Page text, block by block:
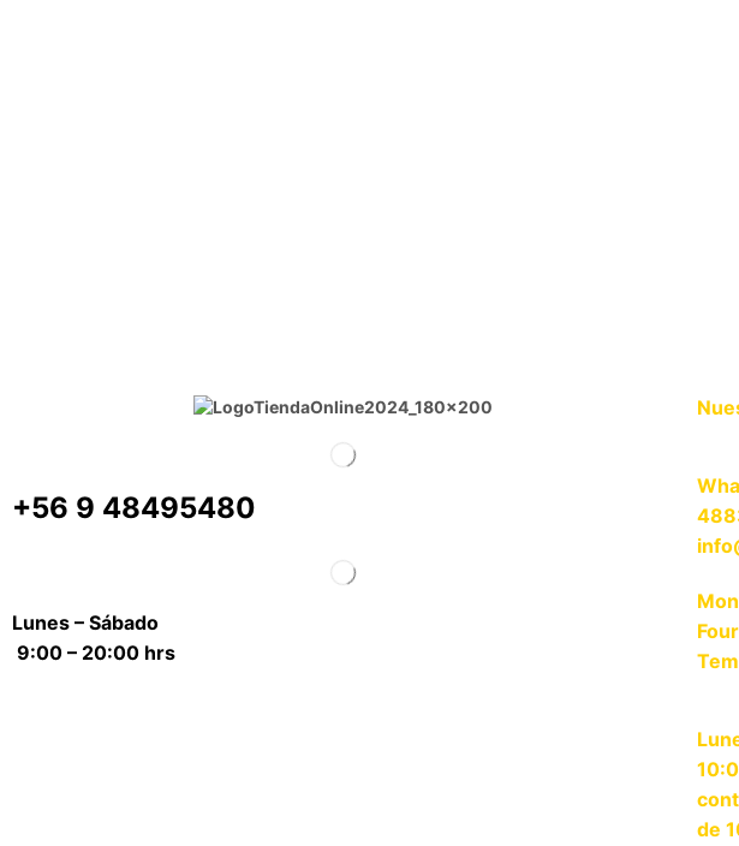
+56 9 48495480
Lunes – Sábado
9:00 – 20:00 hrs
de